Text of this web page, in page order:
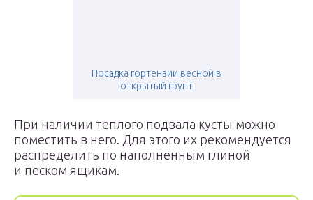
Посадка гортензии весной в
открытый грунт
При наличии теплого подвала кусты можно
поместить в него. Для этого их рекомендуется
распределить по наполненным глиной
и песком ящикам.